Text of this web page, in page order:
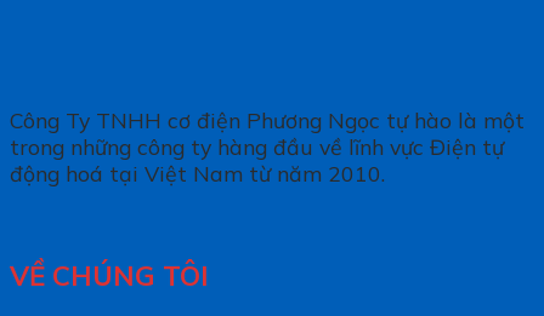
Công Ty TNHH cơ điện Phương Ngọc tự hào là một
trong những công ty hàng đầu về lĩnh vực Điện tự
động hoá tại Việt Nam từ năm 2010.
VỀ CHÚNG TÔI